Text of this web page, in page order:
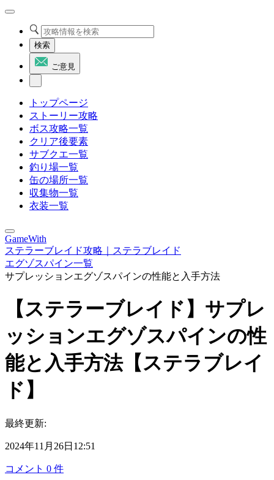
検索
ご意見
トップページ
ストーリー攻略
ボス攻略一覧
クリア後要素
サブクエ一覧
釣り場一覧
缶の場所一覧
収集物一覧
衣装一覧
GameWith
ステラーブレイド攻略｜ステラブレイド
エグゾスパイン一覧
サプレッションエグゾスパインの性能と入手方法
【ステラーブレイド】サプレ
ッションエグゾスパインの性
能と入手方法【ステラブレイ
ド】
最終更新:
2024年11月26日12:51
コメント 0 件